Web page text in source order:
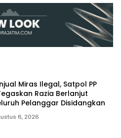
Miras Ilegal, Satpol PP
Razia Berlanjut
Pelanggar Disidangkan
6, 2026